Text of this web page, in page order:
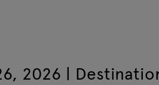
2026 |